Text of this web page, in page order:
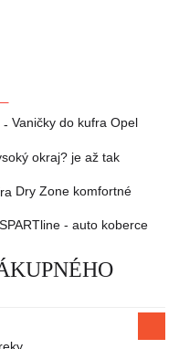
Vaničky do kufra Opel
okraj? je až tak
Dry Zone komfortné
SPARTline - auto koberce